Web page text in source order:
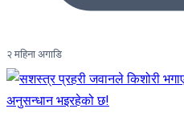
२ महिना अगाडि